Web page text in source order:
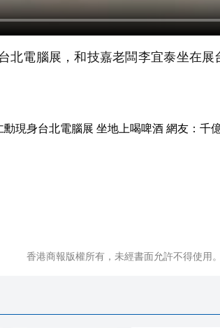
電腦展，和技嘉老闆李宜泰坐在
香港商報版權所有，未經書面允許不得使用。